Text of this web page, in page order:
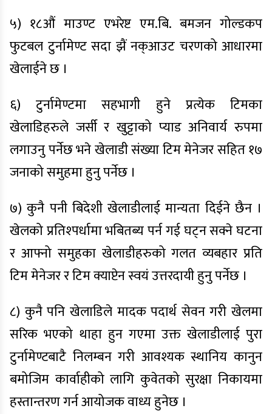
५) १८औं माउण्ट एभरेष्ट एम.बि. बमजन गोल्डकप
फुटबल टुर्नामेण्ट सदा झैं नक्आउट चरणको आधारमा
खेलाईने छ ।
६) टुर्नामेण्टमा सहभागी हुने प्रत्येक टिमका
खेलाडिहरुले जर्सी र खुट्टाको प्याड अनिवार्य रुपमा
लगाउनु पर्नेछ भने खेलाडी संख्या टिम मेनेजर सहित १७
जनाको समुहमा हुनु पर्नेछ ।
७) कुनै पनी बिदेशी खेलाडीलाई मान्यता दिईने छैन ।
खेलको प्रतिश्पर्धामा भबितब्य पर्न गई घट्न सक्ने घटना
र आफ्नो समुहका खेलाडीहरुको गलत व्यबहार प्रति
टिम मेनेजर र टिम क्याप्टेन स्वयं उत्तरदायी हुनु पर्नेछ ।
८) कुनै पनि खेलाडिले मादक पदार्थ सेवन गरी खेलमा
सरिक भएको थाहा हुन गएमा उक्त खेलाडीलाई पुरा
टुर्नामेण्टबाटै निलम्बन गरी आवश्यक स्थानिय कानुन
बमोजिम कार्वाहीको लागि कुवेतको सुरक्षा निकायमा
हस्तान्तरण गर्न आयोजक वाध्य हुनेछ ।